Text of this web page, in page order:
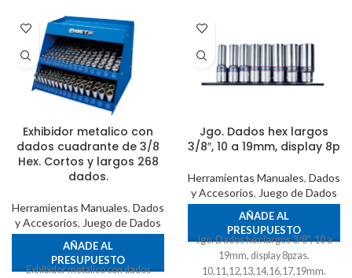
Exhibidor metalico con
dados cuadrante de 3/8
Hex. Cortos y largos 268
dados.
Herramientas Manuales, Dados
y Accesorios, Juego de Dados
AÑADE AL
PRESUPUESTO
Exhibidor metalico con dados
Jgo. Dados hex largos
3/8″, 10 a 19mm, display 8p
Herramientas Manuales, Dados
y Accesorios, Juego de Dados
AÑADE AL
PRESUPUESTO
Jgo. Dados hex largos 3/8", 10 a
19mm, display 8pzas.
10,11,12,13,14,16,17,19mm.